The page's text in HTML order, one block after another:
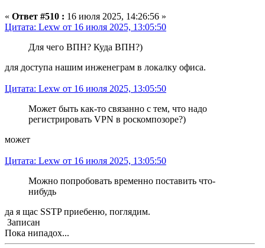
« Ответ #510 : 16 июля 2025, 14:26:56 »
Цитата: Lexw от 16 июля 2025, 13:05:50
Для чего ВПН? Куда ВПН?)
для доступа нашим инженеграм в локалку офиса.
Цитата: Lexw от 16 июля 2025, 13:05:50
Может быть как-то связанно с тем, что надо
регистрировать VPN в роскомпозоре?)
может
Цитата: Lexw от 16 июля 2025, 13:05:50
Можно попробовать временно поставить что-
нибудь
да я щас SSTP приебеню, поглядим.
Записан
Пока нипадох...